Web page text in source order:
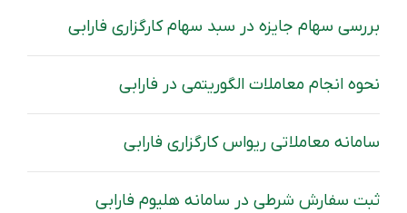
بررسی سهام جایزه در سبد سهام کارگزاری فارابی
نحوه انجام معاملات الگوریتمی در فارابی
سامانه معاملاتی ریواس کارگزاری فارابی
ثبت سفارش شرطی در سامانه هلیوم فارابی